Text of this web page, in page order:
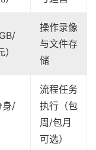
操作录像
与文件存
储
身/
流程任务
执行（包
周/包月
可选）